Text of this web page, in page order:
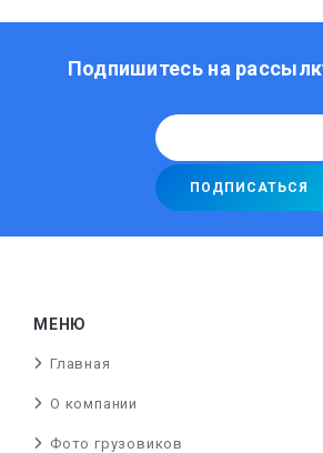
Подпишитесь на
МЕНЮ
Главная
О компании
Фото грузовиков